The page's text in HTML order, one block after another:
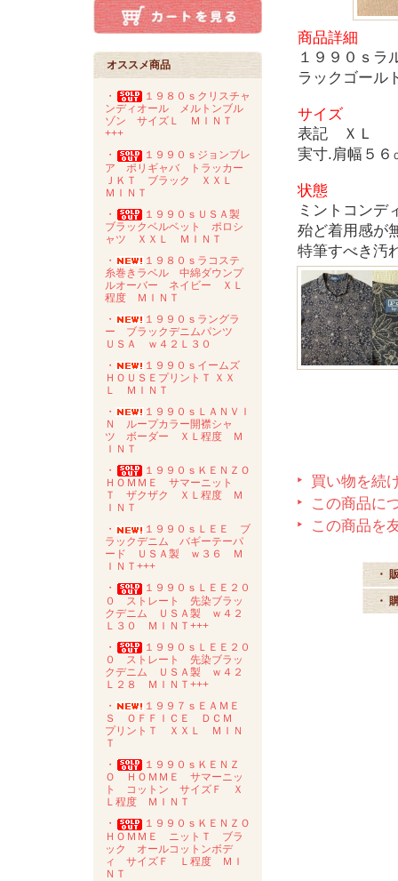
オススメ商品
・
１９８０ｓクリスチャ
ンディオール メルトンブル
ゾン サイズＬ ＭＩＮＴ
+++
・
１９９０ｓジョンブレ
ア ポリギャバ トラッカー
ＪＫＴ ブラック ＸＸＬ
ＭＩＮＴ
・
１９９０ｓＵＳＡ製
ブラックベルベット ポロシ
ャツ ＸＸＬ ＭＩＮＴ
・
１９８０ｓラコステ
糸巻きラベル 中綿ダウンプ
ルオーバー ネイビー ＸＬ
程度 ＭＩＮＴ
・
１９９０ｓラングラ
ー ブラックデニムパンツ
ＵＳＡ ｗ４２Ｌ３０
・
１９９０ｓイームズ
ＨＯＵＳＥプリントＴ ＸＸ
Ｌ ＭＩＮＴ
・
１９９０ｓＬＡＮＶＩ
Ｎ ループカラー開襟シャ
ツ ボーダー ＸＬ程度 Ｍ
ＩＮＴ
・
１９９０ｓＫＥＮＺＯ
ＨＯＭＭＥ サマーニット
Ｔ ザクザク ＸＬ程度 Ｍ
ＩＮＴ
・
１９９０ｓＬＥＥ ブ
ラックデニム バギーテーパ
ード ＵＳＡ製 ｗ３６ Ｍ
ＩＮＴ+++
・
１９９０ｓＬＥＥ２０
０ ストレート 先染ブラッ
クデニム ＵＳＡ製 ｗ４２
Ｌ３０ ＭＩＮＴ+++
・
１９９０ｓＬＥＥ２０
０ ストレート 先染ブラッ
クデニム ＵＳＡ製 ｗ４２
Ｌ２８ ＭＩＮＴ+++
・
１９９７ｓＥＡＭＥ
Ｓ ＯＦＦＩＣＥ ＤＣＭ
プリントＴ ＸＸＬ ＭＩＮ
Ｔ
・
１９９０ｓＫＥＮＺ
Ｏ ＨＯＭＭＥ サマーニッ
ト コットン サイズＦ Ｘ
Ｌ程度 ＭＩＮＴ
・
１９９０ｓＫＥＮＺＯ
ＨＯＭＭＥ ニットＴ ブラ
ック オールコットンボデ
ィ サイズＦ Ｌ程度 ＭＩ
ＮＴ
商品詳細
１９９０ｓ
ラックゴー
サイズ
表記 ＸＬ
実寸.肩幅５６
状態
ミントコンデ
殆ど着用感が
特筆すべき汚
買い物を続
この商品に
この商品を
・
・